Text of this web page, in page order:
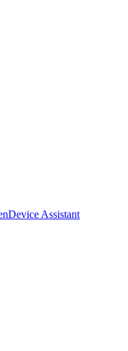
Assistant